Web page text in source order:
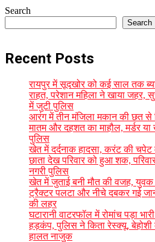
Search
Search
Recent Posts
रायपुर में सूदखोर को कई साल तक
राहत, परेशान महिला ने खाया जहर,
में जुटी पुलिस
आरंग में तीन मंजिला मकान की छत से
मातम और दहशत का माहौल, मर्डर
पुलिस
खेत में दर्दनाक हादसा, करंट की
छाता देख परिवार को हुआ शक,
नगरी पुलिस
खेत में जुताई बनी मौत की वजह, युवक
ट्रैक्टर पलटा और नीचे दबकर गई
की लहर
घटारानी वाटरफॉल में रोमांच पड़ा
हड़कंप, पुलिस ने किता रेस्क्यू,
हालत नाजुक